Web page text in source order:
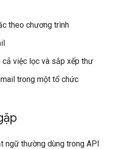
theo chương trình
việc lọc và sắp xếp thư
trong một tổ chức
ngữ thường dùng trong API